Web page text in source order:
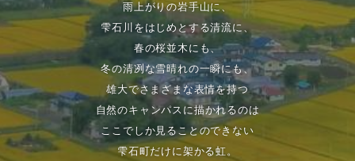
雨上がりの岩手山に、
雫石川をはじめとする清流に、
春の桜並木にも、
冬の清冽な雪晴れの一瞬にも、
雄大でさまざまな表情を持つ
自然のキャンパスに描かれるのは
ここでしか見ることのできない
雫石町だけに架かる虹。